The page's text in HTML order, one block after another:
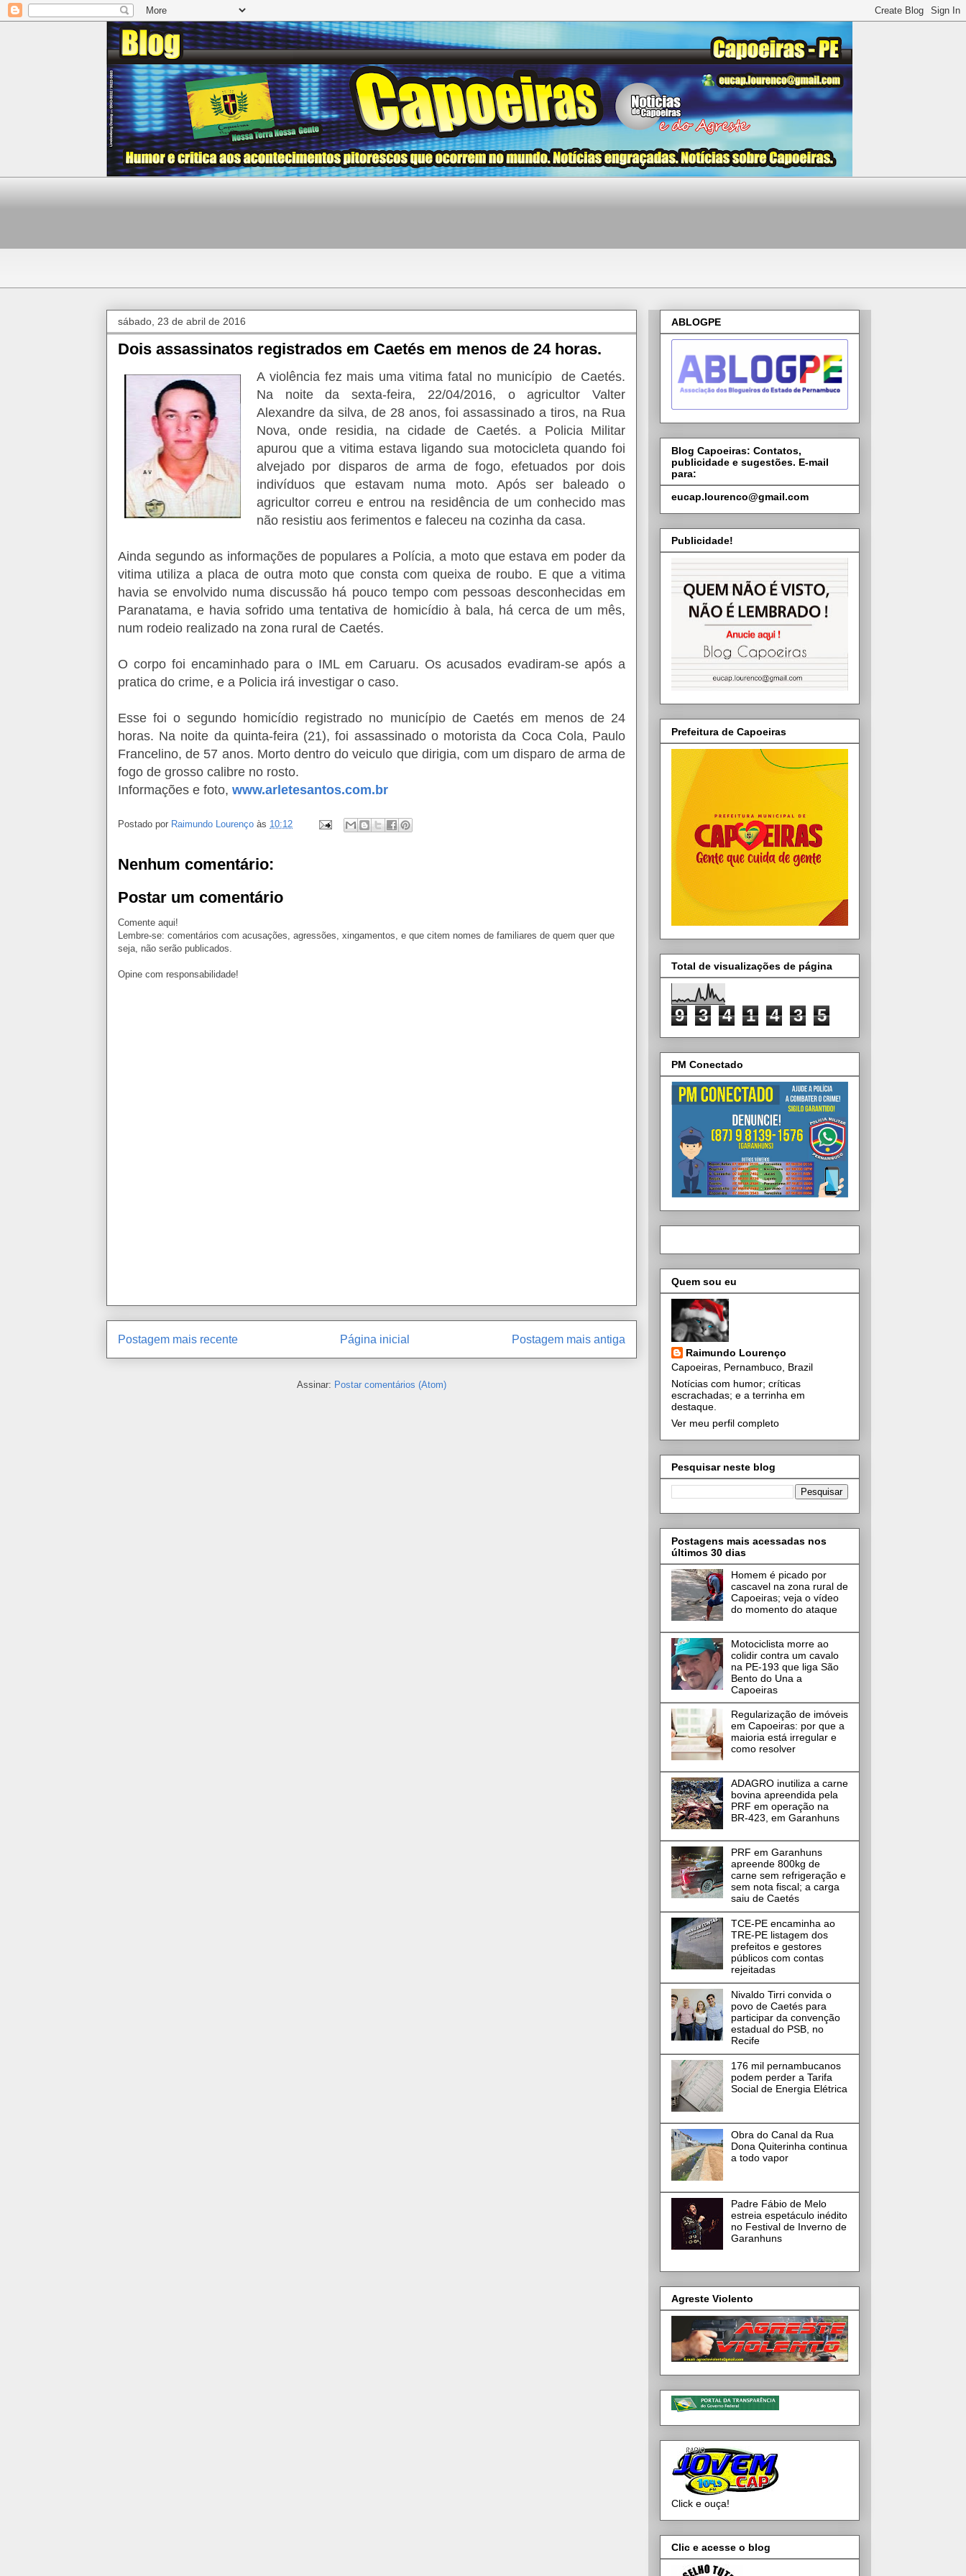
sábado, 23 de abril de 2016
Dois assassinatos registrados em Caetés em menos de 24 horas.
A violência fez mais uma vitima fatal no município de Caetés.
Na noite da sexta-feira, 22/04/2016, o agricultor Valter
Alexandre da silva, de 28 anos, foi assassinado a tiros, na Rua
Nova, onde residia, na cidade de Caetés. a Policia Militar
apurou que a vitima estava ligando sua motocicleta quando foi
alvejado por disparos de arma de fogo, efetuados por dois
indivíduos que estavam numa moto. Após ser baleado o
agricultor correu e entrou na residência de um conhecido mas
não resistiu aos ferimentos e faleceu na cozinha da casa.
Ainda segundo as informações de populares a Polícia, a moto que estava em poder da
vitima utiliza a placa de outra moto que consta com queixa de roubo. E que a vitima
havia se envolvido numa discussão há pouco tempo com pessoas desconhecidas em
Paranatama, e havia sofrido uma tentativa de homicídio à bala, há cerca de um mês,
num rodeio realizado na zona rural de Caetés.
O corpo foi encaminhado para o IML em Caruaru. Os acusados evadiram-se após a
pratica do crime, e a Policia irá investigar o caso.
Esse foi o segundo homicídio registrado no município de Caetés em menos de 24
horas. Na noite da quinta-feira (21), foi assassinado o motorista da Coca Cola, Paulo
Francelino, de 57 anos. Morto dentro do veiculo que dirigia, com um disparo de arma de
fogo de grosso calibre no rosto.
Informações e foto, www.arletesantos.com.br
Postado por Raimundo Lourenço às 10:12
Nenhum comentário:
Postar um comentário
Comente aqui!
Lembre-se: comentários com acusações, agressões, xingamentos, e que citem nomes de familiares de quem quer que
seja, não serão publicados.
Opine com responsabilidade!
Postagem mais recente Postagem mais antiga
Página inicial
Assinar: Postar comentários (Atom)
ABLOGPE
Blog Capoeiras: Contatos,
publicidade e sugestões. E-mail
para:
eucap.lourenco@gmail.com
Publicidade!
Prefeitura de Capoeiras
Total de visualizações de página
9 3 4 1 4 3 5
PM Conectado
Quem sou eu
Raimundo Lourenço
Capoeiras, Pernambuco, Brazil
Notícias com humor; críticas
escrachadas; e a terrinha em
destaque.
Ver meu perfil completo
Pesquisar neste blog
Postagens mais acessadas nos
últimos 30 dias
Homem é picado por
cascavel na zona rural de
Capoeiras; veja o vídeo
do momento do ataque
Motociclista morre ao
colidir contra um cavalo
na PE-193 que liga São
Bento do Una a
Capoeiras
Regularização de imóveis
em Capoeiras: por que a
maioria está irregular e
como resolver
ADAGRO inutiliza a carne
bovina apreendida pela
PRF em operação na
BR-423, em Garanhuns
PRF em Garanhuns
apreende 800kg de
carne sem refrigeração e
sem nota fiscal; a carga
saiu de Caetés
TCE-PE encaminha ao
TRE-PE listagem dos
prefeitos e gestores
públicos com contas
rejeitadas
Nivaldo Tirri convida o
povo de Caetés para
participar da convenção
estadual do PSB, no
Recife
176 mil pernambucanos
podem perder a Tarifa
Social de Energia Elétrica
Obra do Canal da Rua
Dona Quiterinha continua
a todo vapor
Padre Fábio de Melo
estreia espetáculo inédito
no Festival de Inverno de
Garanhuns
Agreste Violento
Click e ouça!
Clic e acesse o blog